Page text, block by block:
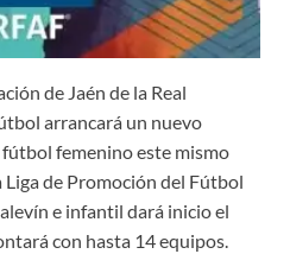
de Jaén de la Real
arrancará un nuevo
femenino este mismo
Liga de Promoción del Fútbol
e infantil dará inicio el
con hasta 14 equipos.